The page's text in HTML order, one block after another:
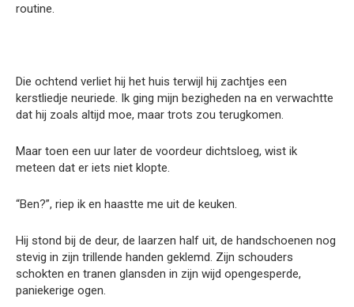
routine.
Die ochtend verliet hij het huis terwijl hij zachtjes een
kerstliedje neuriede. Ik ging mijn bezigheden na en verwachtte
dat hij zoals altijd moe, maar trots zou terugkomen.
Maar toen een uur later de voordeur dichtsloeg, wist ik
meteen dat er iets niet klopte.
“Ben?”, riep ik en haastte me uit de keuken.
Hij stond bij de deur, de laarzen half uit, de handschoenen nog
stevig in zijn trillende handen geklemd. Zijn schouders
schokten en tranen glansden in zijn wijd opengesperde,
paniekerige ogen.